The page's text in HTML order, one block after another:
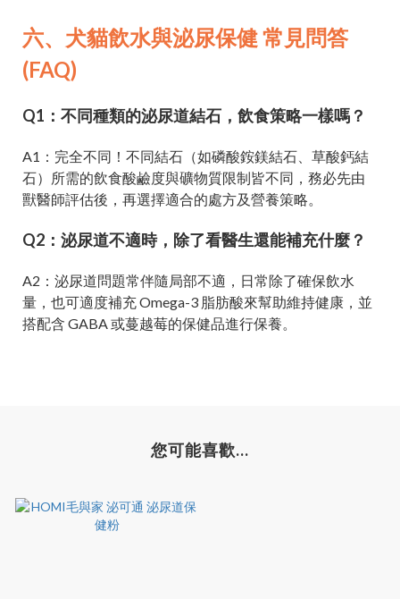
六、犬貓飲水與泌尿保健 常見問答
(FAQ)
Q1：不同種類的泌尿道結石，飲食策略一樣嗎？
A1：完全不同！不同結石（如磷酸銨鎂結石、草酸鈣結
石）所需的飲食酸鹼度與礦物質限制皆不同，務必先由
獸醫師評估後，再選擇適合的處方及營養策略。
Q2：泌尿道不適時，除了看醫生還能補充什麼？
A2：泌尿道問題常伴隨局部不適，日常除了確保飲水
量，也可適度補充 Omega-3 脂肪酸來幫助維持健康，並
搭配含 GABA 或蔓越莓的保健品進行保養。
您可能喜歡...